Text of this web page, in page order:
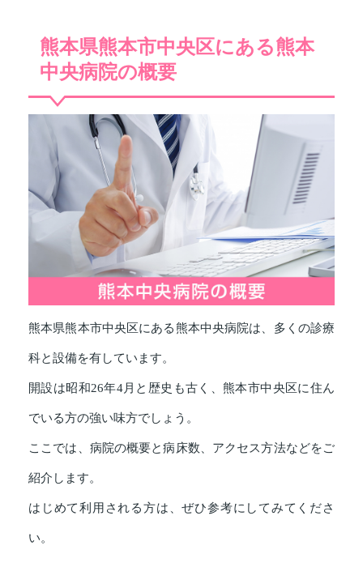
熊本県熊本市中央区にある熊本
中央病院の概要
熊本県熊本市中央区にある熊本中央病院は、多くの診療
科と設備を有しています。
開設は昭和26年4月と歴史も古く、熊本市中央区に住ん
でいる方の強い味方でしょう。
ここでは、病院の概要と病床数、アクセス方法などをご
紹介します。
はじめて利用される方は、ぜひ参考にしてみてくださ
い。